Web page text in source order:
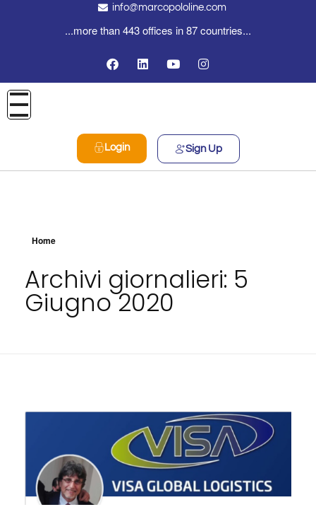
info@marcopololine.com
...more than 443 offices in 87 countries...
Login Sign Up
Home
Archivi giornalieri: 5
Giugno 2020